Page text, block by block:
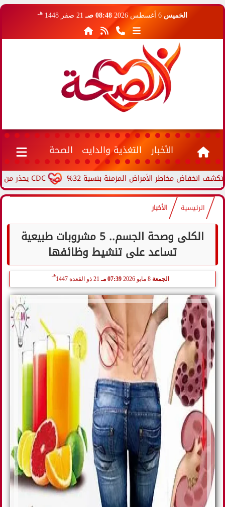
الخميس 08:48 صـ 21 صفر 1448 هـ
الأخبار التغذية والدايت الصحة
CDC يحذر من ارتفاع حالات حمى الأرانب.. مرض نادر ينتقل من الحيوانات... مخاطر الأمراض المزمنة بنسبة 32%
الرئيسية الأخبار
الكلى وصحة الجسم.. 5 مشروبات طبيعية
تساعد على تنشيط وظائفها
الجمعة 07:39 مـ 21 ذو القعدة 1447
هـ